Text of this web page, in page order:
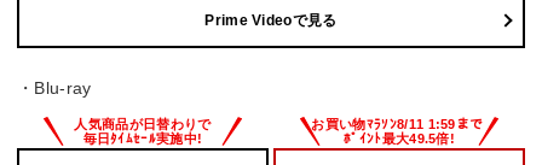
Prime Videoで見る
・Blu-ray